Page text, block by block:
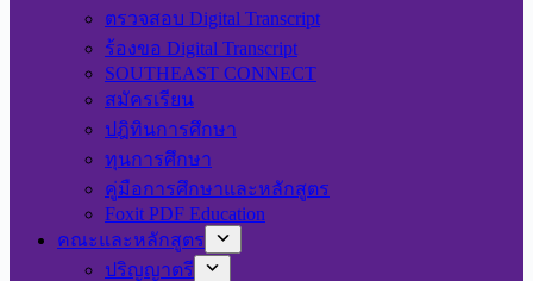
ตรวจสอบ Digital Transcript
ร้องขอ Digital Transcript
SOUTHEAST CONNECT
สมัครเรียน
ปฎิทินการศึกษา
ทุนการศึกษา
คู่มือการศึกษาและหลักสูตร
Foxit PDF Education
คณะและหลักสูตร
ปริญญาตรี